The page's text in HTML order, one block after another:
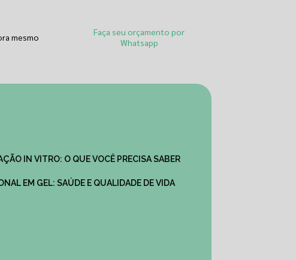
mesmo
Faça seu orçamento por
Whatsapp
IN VITRO: O QUE VOCÊ PRECISA SABER
EM GEL: SAÚDE E QUALIDADE DE VIDA